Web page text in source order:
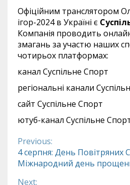
Офіційним транслятором
ігор-2024 в Україні є
Компанія проводить
змагань за участю наших
чотирьох платформах:
канал Суспільне Спорт
регіональні канали
сайт Суспільне Спорт
ютуб-канал Суспільне
Continue
Reading
Previous:
4 серпня: День Повітряних
Міжнародний день
Next: